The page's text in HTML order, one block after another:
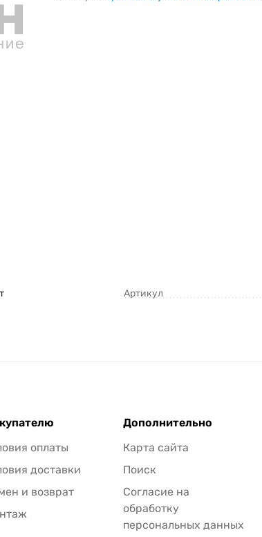
Артикул
оплаты
доставки
и возврат
Дополнительно
Карта сайта
Поиск
Согласие на
обработку
персональных данных